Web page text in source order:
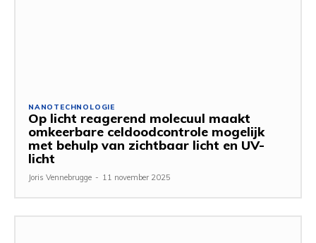
NANOTECHNOLOGIE
Op licht reagerend molecuul maakt
omkeerbare celdoodcontrole mogelijk
met behulp van zichtbaar licht en UV-
licht
Joris Vennebrugge - 11 november 2025